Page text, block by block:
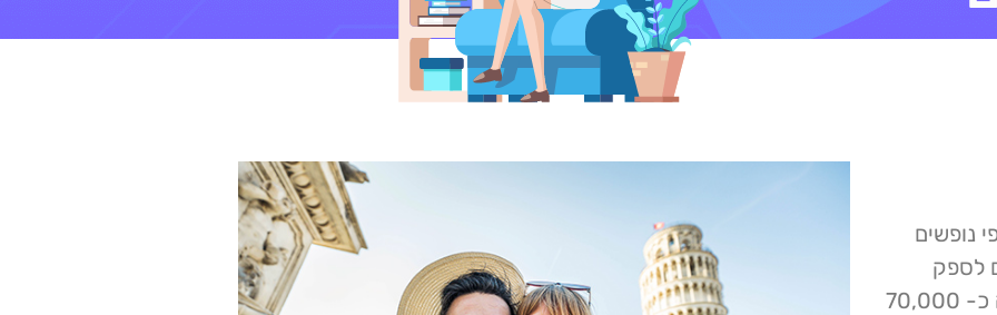
נופשים
לספק
במהלך קבלה למלון. הקבוצה הנקראת Mydocs, מציעה כ- 70,000